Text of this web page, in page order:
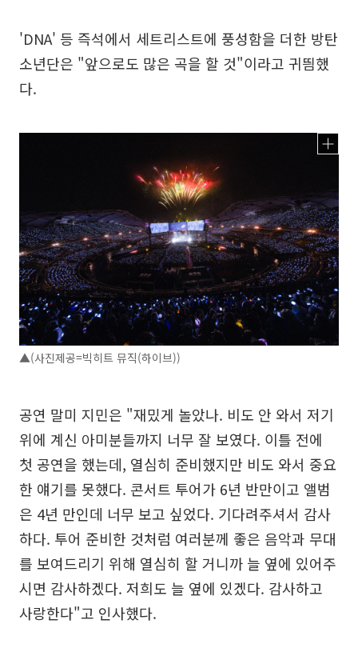
'DNA' 등 즉석에서 세트리스트에 풍성함을 더한 방탄
소년단은 "앞으로도 많은 곡을 할 것"이라고 귀띔했
다.
▲(사진제공=빅히트 뮤직(하이브))
공연 말미 지민은 "재밌게 놀았나. 비도 안 와서 저기
위에 계신 아미분들까지 너무 잘 보였다. 이틀 전에
첫 공연을 했는데, 열심히 준비했지만 비도 와서 중요
한 얘기를 못했다. 콘서트 투어가 6년 반만이고 앨범
은 4년 만인데 너무 보고 싶었다. 기다려주셔서 감사
하다. 투어 준비한 것처럼 여러분께 좋은 음악과 무대
를 보여드리기 위해 열심히 할 거니까 늘 옆에 있어주
시면 감사하겠다. 저희도 늘 옆에 있겠다. 감사하고
사랑한다"고 인사했다.